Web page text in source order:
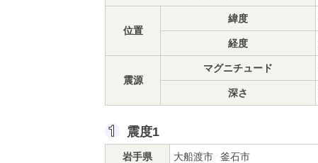
位置
緯度
経度
震源
マグニチュード
深さ
震度1
岩手県 大船渡市 釜石市